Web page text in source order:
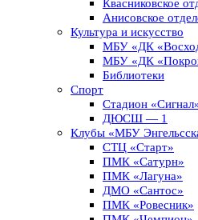
Квасниковское
Анисовское
Культура и искусство
МБУ «ДК
МБУ «ДК
Библиотеки
Спорт
Стадион
ДЮСШ — 1
Клубы «МБУ
СТЦ «Старт»
ПМК «Сатурн»
ПМК «Лагуна»
ДМО «Сантос»
ПМК «Ровесник»